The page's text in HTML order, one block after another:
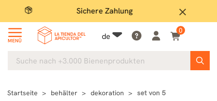
close
Sichere Zahlung
MENÜ de
0
Startseite behälter dekoration
set von 5